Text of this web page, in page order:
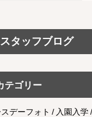
スタッフブログ
テゴリー
デーフォト
入園入学